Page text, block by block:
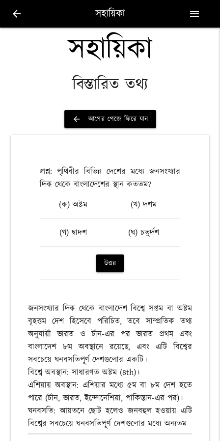
arrow_back সহায়িকা menu
সহায়িকা
বিস্তারিত তথ্য
arrow_back আগের পেজে ফিরে যান
প্রশ্ন: পৃথিবীর বিভিন্ন দেশের মধ্যে জনসংখ্যার
দিক থেকে বাংলাদেশের স্থান কততম?
(ক) অষ্টম
(খ) দশম
(গ) দ্বাদশ (ঘ) চতুর্দশ
উত্তর
জনসংখ্যার দিক থেকে বাংলাদেশ বিশ্বে সপ্তম বা অষ্টম
বৃহত্তম দেশ হিসেবে পরিচিত, তবে সাম্প্রতিক তথ্য
অনুযায়ী ভারত ও চীন-এর পর ভারত প্রথম এবং
বাংলাদেশ ৮ম অবস্থানে রয়েছে, এবং এটি বিশ্বের
সবচেয়ে ঘনবসতিপূর্ণ দেশগুলোর একটি।
বিশ্বে অবস্থান: সাধারণত অষ্টম (8th)।
এশিয়ায় অবস্থান: এশিয়ার মধ্যে ৫ম বা ৮ম দেশ হতে
পারে (চীন, ভারত, ইন্দোনেশিয়া, পাকিস্তান-এর পর)।
ঘনবসতি: আয়তনে ছোট হলেও জনবহুল হওয়ায় এটি
বিশ্বের সবচেয়ে ঘনবসতিপূর্ণ দেশগুলোর মধ্যে অন্যতম